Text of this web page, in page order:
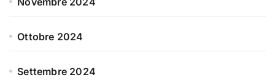
Ottobre 2024
Settembre 2024